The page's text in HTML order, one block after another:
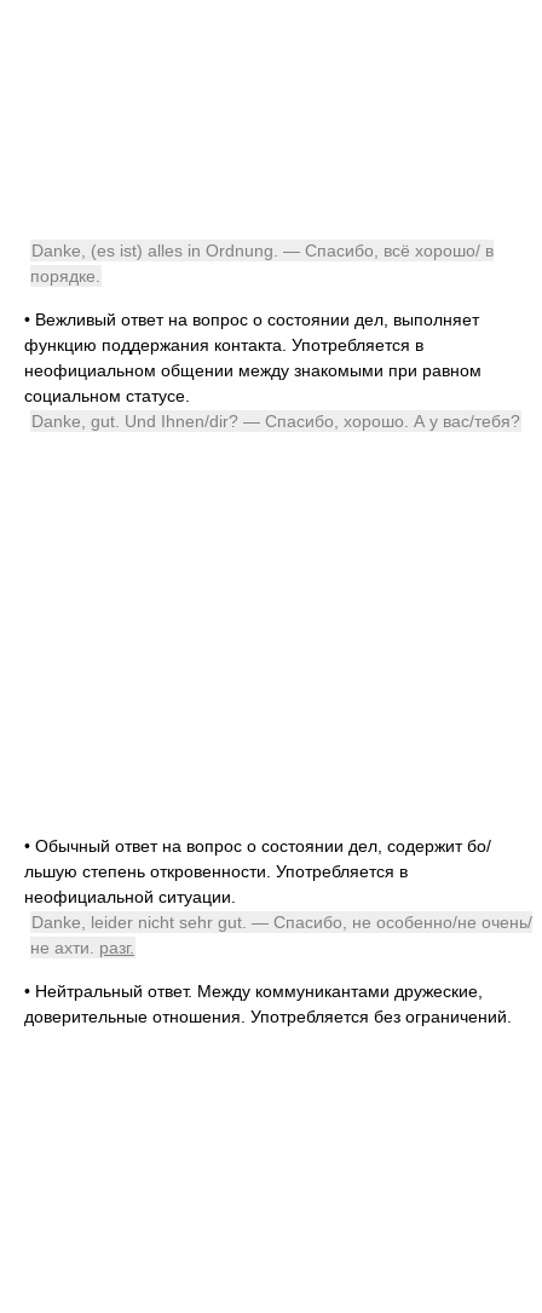
Danke, (es ist) alles in Ordnung. — Спасибо, всё хорошо/ в
порядке.
• Вежливый ответ на вопрос о состоянии дел, выполняет
функцию поддержания контакта. Употребляется в
неофициальном общении между знакомыми при равном
социальном статусе.
Danke, gut. Und Ihnen/dir? — Спасибо, хорошо. А у вас/тебя?
• Обычный ответ на вопрос о состоянии дел, содержит бо/
льшую степень откровенности. Употребляется в
неофициальной ситуации.
Danke, leider nicht sehr gut. — Спасибо, не особенно/не очень/
не ахти. разг.
• Нейтральный ответ. Между коммуникантами дружеские,
доверительные отношения. Употребляется без ограничений.